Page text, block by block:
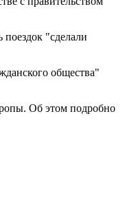
"сделали
общества"
Об этом подробно